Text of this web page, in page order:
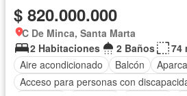
$ 820.000.000
C De Minca, Santa Marta
2 Habitaciones
2 Baños
74
Aire acondicionado
Balcón
Acceso para personas con